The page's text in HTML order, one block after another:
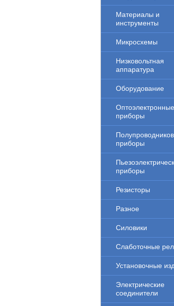
Материалы и
инструменты
Микросхемы
Низковольтная
аппаратура
Оборудование
Оптоэлектронные
приборы
приборы
приборы
Резисторы
Разное
Силовики
Слаботочные
Установочные
Электрические
соединители